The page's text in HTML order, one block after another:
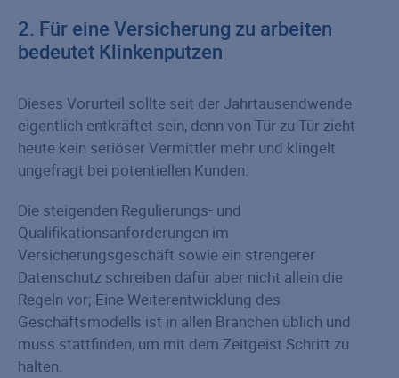
2. Für eine Versicherung zu arbeiten
bedeutet Klinkenputzen
Dieses Vorurteil sollte seit der Jahrtausendwende
eigentlich entkräftet sein, denn von Tür zu Tür zieht
heute kein seriöser Vermittler mehr und klingelt
ungefragt bei potentiellen Kunden.
Die steigenden Regulierungs- und
Qualifikationsanforderungen im
Versicherungsgeschäft sowie ein strengerer
Datenschutz schreiben dafür aber nicht allein die
Regeln vor; Eine Weiterentwicklung des
Geschäftsmodells ist in allen Branchen üblich und
muss stattfinden, um mit dem Zeitgeist Schritt zu
halten.